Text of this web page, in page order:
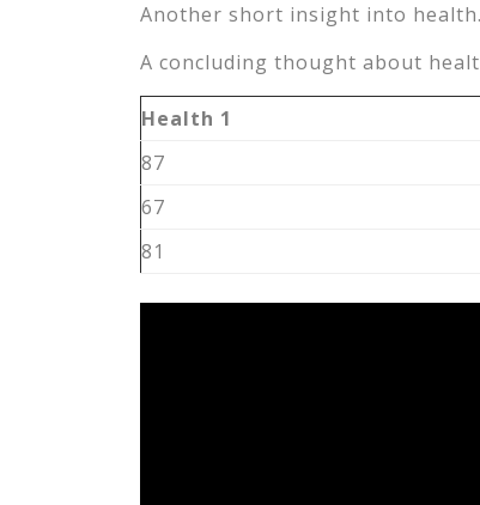
Another short insight into
A concluding thought about
Health 1
87
67
81